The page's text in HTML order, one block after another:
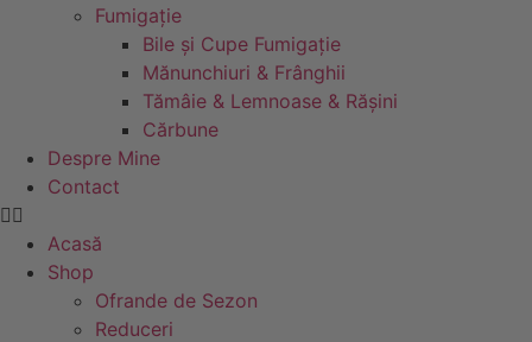
Fumigație
Bile și Cupe Fumigație
Mănunchiuri & Frânghii
Tămâie & Lemnoase & Rășini
Cărbune
Despre Mine
Contact
Acasă
Shop
Ofrande de Sezon
Reduceri